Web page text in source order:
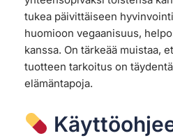
tukea päivittäiseen
huomioon vegaanisuus,
kanssa. On tärkeää muistaa,
tuotteen tarkoitus on
elämäntapoja.